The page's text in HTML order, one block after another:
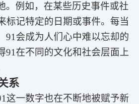
。例如，在某些历史事件或社
标记特定的日期或事件。每当
91会成为人们心中难以忘却的
91在不同的文化和社会层面上
系
这一数字也在不断地被赋予新